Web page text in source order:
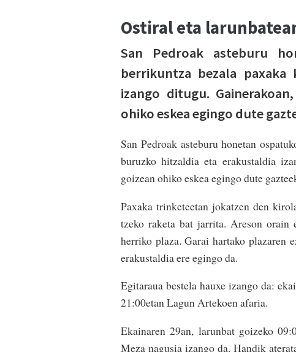
Ostiral eta
San Pedroak asteburu
berrikuntza bezala
izango ditugu.
ohiko eskea egingo dute
San Pedroak asteburu honetan
buruzko hitzaldia eta erakustaldia
goizean ohiko eskea egingo dute
Paxaka trinketeetan jokatzen den
tzeko raketa bat jarrita. Areson orain
herriko plaza. Garai hartako plazaren
erakustaldia ere egingo da.
Egitaraua bestela hauxe izango da:
21:00etan Lagun Artekoen afaria.
Ekainaren 29an, larunbat goizeko
Meza nagusia izango da. Handik